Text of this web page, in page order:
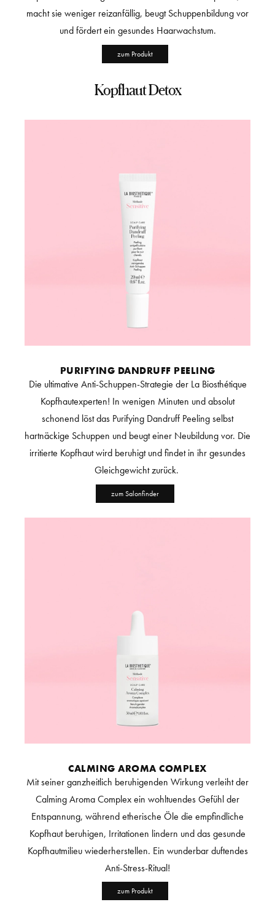
macht sie weniger reizanfällig, beugt Schuppenbildung vor
und fördert ein gesundes Haarwachstum.
zum Produkt
Kopfhaut Detox
PURIFYING DANDRUFF PEELING
Die ultimative Anti-Schuppen-Strategie der La Biosthétique
Kopfhautexperten! In wenigen Minuten und absolut
schonend löst das Purifying Dandruff Peeling selbst
hartnäckige Schuppen und beugt einer Neubildung vor. Die
irritierte Kopfhaut wird beruhigt und findet in ihr gesundes
Gleichgewicht zurück.
zum Salonfinder
CALMING AROMA COMPLEX
Mit seiner ganzheitlich beruhigenden Wirkung verleiht der
Calming Aroma Complex ein wohltuendes Gefühl der
Entspannung, während etherische Öle die empfindliche
Kopfhaut beruhigen, Irritationen lindern und das gesunde
Kopfhautmilieu wiederherstellen. Ein wunderbar duftendes
Anti-Stress-Ritual!
zum Produkt